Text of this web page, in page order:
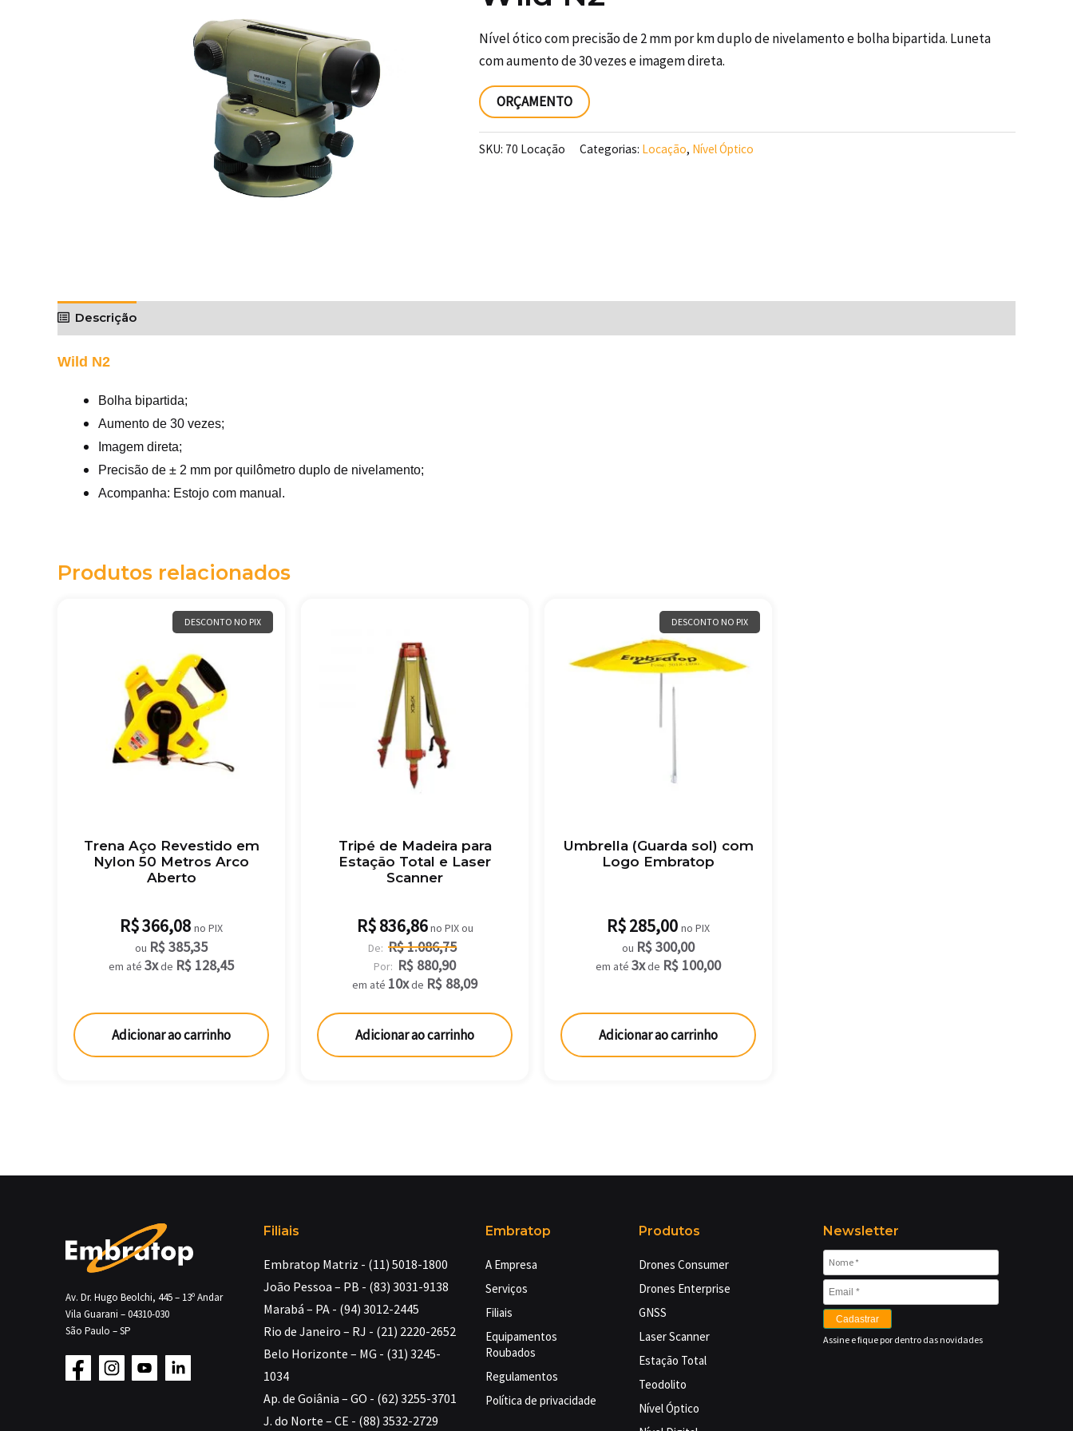
Nível ótico com precisão de 2 mm por km duplo de nivelamento e bolha bipartida. Luneta
com aumento de 30 vezes e imagem direta.
ORÇAMENTO
SKU: 70 Locação Categorias: Locação, Nível Óptico
Descrição
Wild N2
Bolha bipartida;
Aumento de 30 vezes;
Imagem direta;
Precisão de ± 2 mm por quilômetro duplo de nivelamento;
Acompanha: Estojo com manual.
Produtos relacionados
Trena Aço Revestido em
Nylon 50 Metros Arco
Aberto
R$366,08 no PIX
ou R$385,35
em até 3xde R$ 128,45
DESCONTO NO PIX
Adicionar ao carrinho
Tripé de Madeira para
Estação Total e Laser
Scanner
R$836,86no PIX ou
De: R$1.086,75
Por: R$ 880,90
em até 10xde R$ 88,09
Adicionar ao carrinho
Umbrella (Guarda sol) com
Logo Embratop
R$285,00 no PIX
ou R$300,00
em até 3xde R$ 100,00
DESCONTO NO PIX
Adicionar ao carrinho
Av. Dr. Hugo Beolchi, 445 – 13º Andar
Vila Guarani – 04310-030
São Paulo – SP
Filiais
Embratop Matriz - (11) 5018-1800
João Pessoa – PB - (83) 3031-9138
Marabá – PA - (94) 3012-2445
Rio de Janeiro – RJ - (21) 2220-2652
Belo Horizonte – MG - (31) 3245-
1034
Ap. de Goiânia – GO - (62) 3255-3701
J. do Norte – CE - (88) 3532-2729
Embratop
A Empresa
Serviços
Filiais
Equipamentos
Roubados
Regulamentos
Política de privacidade
Produtos
Drones Consumer
Drones Enterprise
GNSS
Laser Scanner
Estação Total
Teodolito
Nível Óptico
Newsletter
Cadastrar
Assine e fique por dentro das novidades